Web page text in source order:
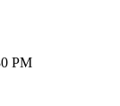
PM